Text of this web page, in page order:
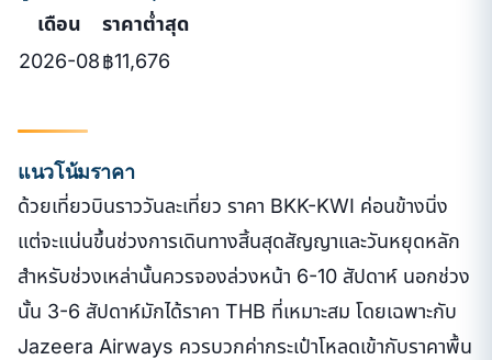
เดือน
ราคาต่ำสุด
2026-08฿11,676
แนวโน้มราคา
ด้วยเที่ยวบินราววันละเที่ยว ราคา BKK-KWI ค่อนข้างนิ่ง
แต่จะแน่นขึ้นช่วงการเดินทางสิ้นสุดสัญญาและวันหยุดหลัก
สำหรับช่วงเหล่านั้นควรจองล่วงหน้า 6-10 สัปดาห์ นอกช่วง
นั้น 3-6 สัปดาห์มักได้ราคา THB ที่เหมาะสม โดยเฉพาะกับ
Jazeera Airways ควรบวกค่ากระเป๋าโหลดเข้ากับราคาพื้น